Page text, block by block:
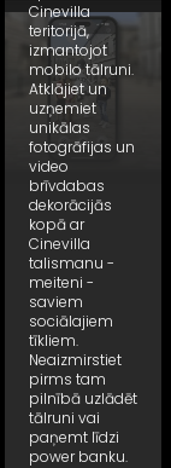
Cinevilla
teritorijā,
izmantojot
mobilo tālruni.
Atklājiet un
uzņemiet
unikālas
fotogrāfijas un
video
brīvdabas
dekorācijās
kopā ar
Cinevilla
talismanu -
meiteni -
saviem
sociālajiem
tīkliem.
Neaizmirstiet
pirms tam
pilnībā uzlādēt
tālruni vai
paņemt līdzi
power banku.